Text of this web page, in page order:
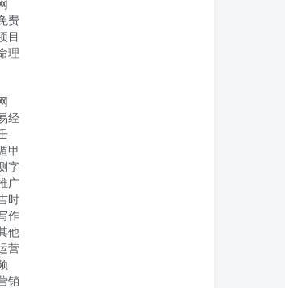
费
目
理
经
甲
字
广
时
作
他
营
销